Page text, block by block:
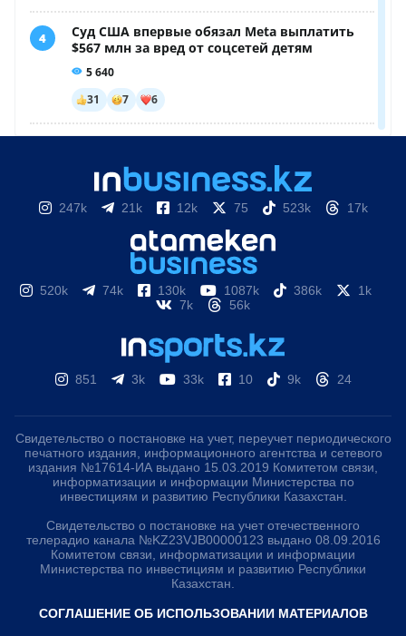
247k 21k 12k 75 523k 17k
520k 74k 130k 1087k 386k
1k
7k
56k
851 3k 33k 10 9k 24
Свидетельство о постановке на учет, переучет периодического
печатного издания, информационного агентства и сетевого
издания №17614-ИА выдано 15.03.2019 Комитетом связи,
информатизации и информации Министерства по
инвестициям и развитию Республики Казахстан.
Свидетельство о постановке на учет отечественного
телерадио канала №KZ23VJB00000123 выдано 08.09.2016
Комитетом связи, информатизации и информации
Министерства по инвестициям и развитию Республики
Казахстан.
СОГЛАШЕНИЕ ОБ ИСПОЛЬЗОВАНИИ МАТЕРИАЛОВ